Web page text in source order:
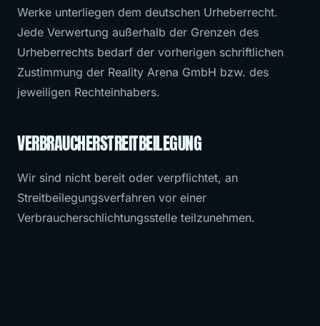
Werke unterliegen dem deutschen Urheberrecht.
Jede Verwertung außerhalb der Grenzen des
Urheberrechts bedarf der vorherigen schriftlichen
Zustimmung der Reality Arena GmbH bzw. des
jeweiligen Rechteinhabers.
VERBRAUCHERSTREITBEILEGUNG
Wir sind nicht bereit oder verpflichtet, an
Streitbeilegungsverfahren vor einer
Verbraucherschlichtungsstelle teilzunehmen.